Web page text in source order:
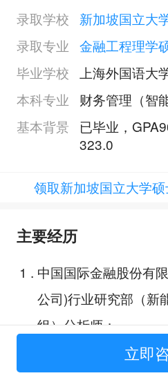
录取学校
新加坡国立大
录取专业 金融工程理学
毕业学校
上海外国语大
本科专业
财务管理（智
基本背景
已毕业，
323.0
领取新加坡国立大学
主要经历
1 . 中国国际金融股份有
公司)行业研究部（新
组）分析师；
某某证券股份有限公
立即